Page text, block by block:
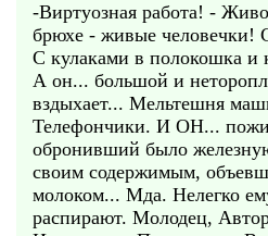
-Виртуозная работа! -
брюхе - живые человечки!
С кулаками в полокошка и
А он... большой и
вздыхает... Мельтешня
Телефончики. И ОН...
обронивший было
своим содержимым,
молоком... Мда. Нелегко
распирают. Молодец,